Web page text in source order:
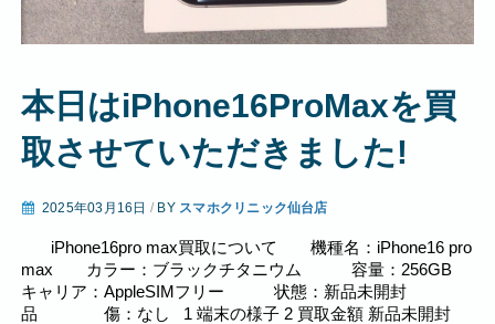
本日はiPhone16ProMaxを買
取させていただきました!
2025年03月16日 / BY スマホクリニック仙台店
iPhone16pro max買取について 機種名：iPhone16 pro
max カラー：ブラックチタニウム 容量：256GB
キャリア：AppleSIMフリー 状態：新品未開封
品 傷：なし 1 端末の様子 2 買取金額 新品未開封